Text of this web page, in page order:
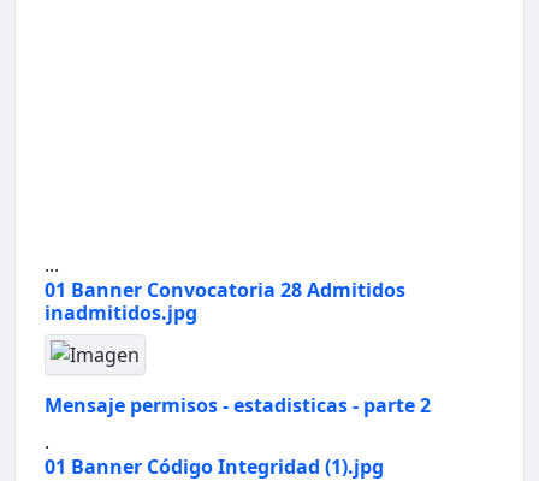
...
01 Banner Convocatoria 28 Admitidos
inadmitidos.jpg
Mensaje permisos - estadisticas - parte 2
.
01 Banner Código Integridad (1).jpg